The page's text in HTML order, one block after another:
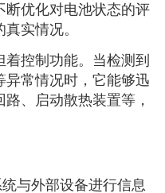
断优化对电池状态的评
实情况。
控制功能。当检测到
异常情况时，它能够迅
、启动散热装置等，
与外部设备进行信息